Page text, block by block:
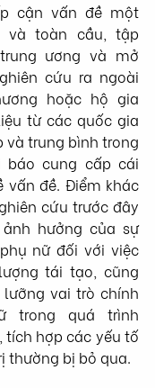
cận vấn đề một
và toàn cầu, tập
ương và mở
cứu ra ngoài
hoặc hộ gia
từ các quốc gia
và trung bình trong
báo cung cấp cái
vấn đề. Điểm khác
cứu trước đây
hưởng của sự
nữ đối với việc
tái tạo, cũng
vai trò chính
trong quá trình
tích hợp các yếu tố
thường bị bỏ qua.